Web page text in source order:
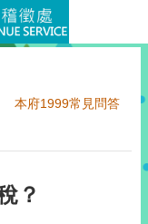
本府1999常見問答
？